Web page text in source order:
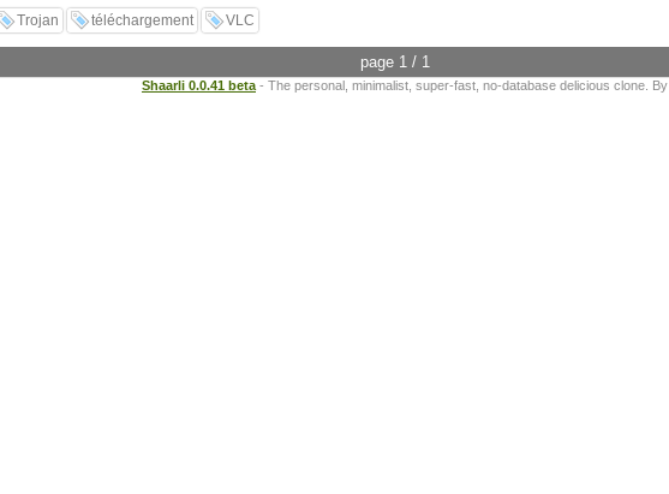
Trojan téléchargement VLC
page 1 / 1
Shaarli 0.0.41 beta - The personal, minimalist, super-fast, no-database delicious clone. By